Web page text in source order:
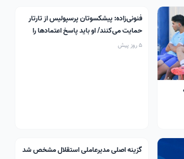
فنونی‌زاده: پیشکسوتان پرسپولیس از تارتار
حمایت می‌کنند/ او باید پاسخ اعتمادها را
بدهد
5 روز پیش
گزینه اصلی مدیرعاملی استقلال مشخص شد